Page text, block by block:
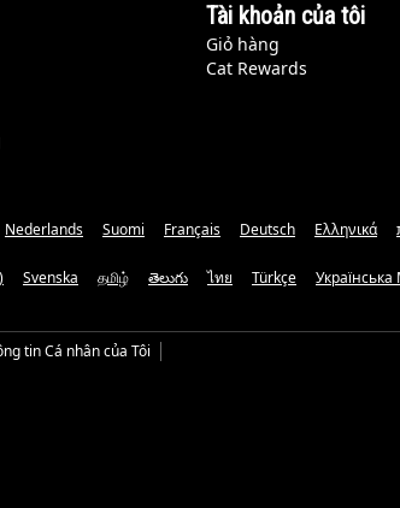
Tài khoản của tôi
Giỏ hàng
Cat Rewards
Nederlands Suomi Français Deutsch Ελληνικά
Svenska தமிழ் తెలుగు ไทย Türkçe
tin Cá nhân của Tôi